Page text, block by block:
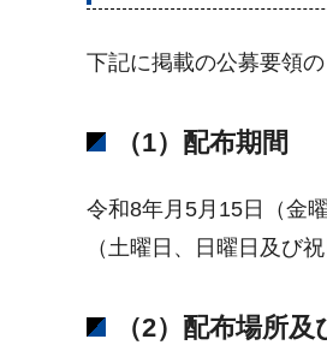
下記に掲載の公募要領
（1）配布期間
令和8年月5月15日（金
（土曜日、日曜日及び
（2）配布場所